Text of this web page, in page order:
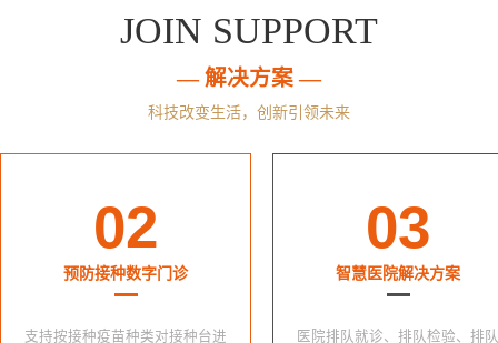
JOIN SUPPORT
— 解决方案 —
科技改变生活，创新引领未来
02
预防接种数字门诊
支持按接种疫苗种类对接种台进
03
智慧医院解决方案
医院排队就诊、排队检验、排队